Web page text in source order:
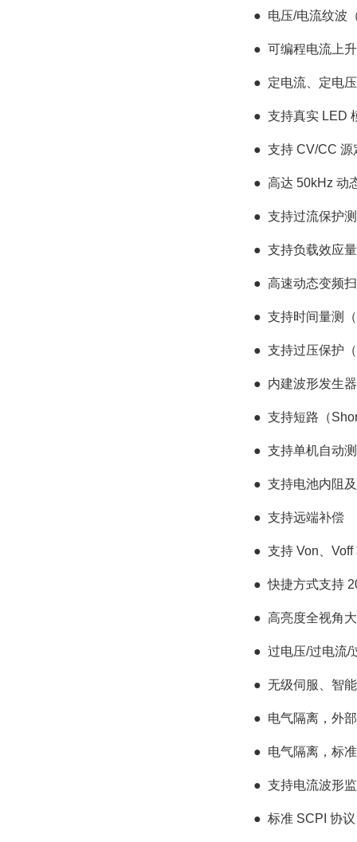
● 电压/电流纹波
● 可编程电流上
● 定电流、定电
● 支持真实 LED
● 支持 CV/CC 源
● 高达 50kHz 动
● 支持过流保护
● 支持负载效应
● 高速动态变频
● 支持时间量测
● 支持过压保护
● 内建波形发生
● 支持短路（
● 支持单机自动
● 支持电池内阻
● 支持远端补偿
● 支持 Von、Voff
●快捷方式支持
● 高亮度全视角
● 过电压/过电流/
● 无级伺服、智
● 电气隔离，外
● 电气隔离，标
● 支持电流波形
● 标准 SCPI 协议